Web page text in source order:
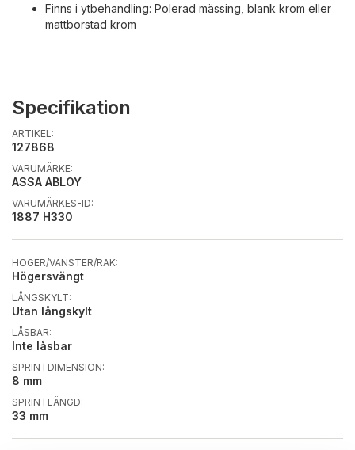
Finns i ytbehandling: Polerad mässing, blank krom eller
mattborstad krom
Specifikation
ARTIKEL:
127868
VARUMÄRKE:
ASSA ABLOY
VARUMÄRKES-ID:
1887 H330
HÖGER/VÄNSTER/RAK:
Högersvängt
LÅNGSKYLT:
Utan långskylt
LÅSBAR:
Inte låsbar
SPRINTDIMENSION:
8 mm
SPRINTLÄNGD:
33 mm